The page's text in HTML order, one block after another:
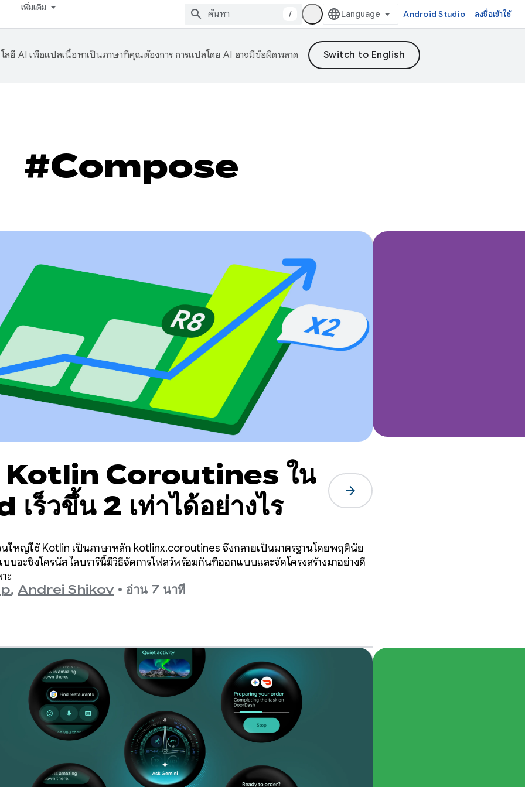
เพิ่มเติม
/ Android Studio ลงชื่อเข้าใช้
ลยี AI เพื่อแปลเนื้อหาเป็นภาษาที่คุณต้องการ การแปลโดย AI อาจมีข้อผิดพลาด
#Compose
Kotlin Coroutines ใน
ร็วขึ้น 2 เท่าได้อย่างไร
arrow_forward
ใหญ่ใช้ Kotlin เป็นภาษาหลัก kotlinx.coroutines จึงกลายเป็นมาตรฐานโดยพฤตินัย
บอะซิงโครนัส ไลบรารีนี้มีวิธีจัดการโฟลว์พร้อมกันที่ออกแบบและจัดโครงสร้างมาอย่างดี
ะ
, Andrei Shikov • อ่าน 7 นาที